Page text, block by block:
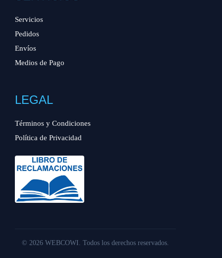
Servicios
Pedidos
Envíos
Medios de Pago
LEGAL
Términos y Condiciones
Política de Privacidad
© 2026 WEBCOWI. Todos los derechos reservados.